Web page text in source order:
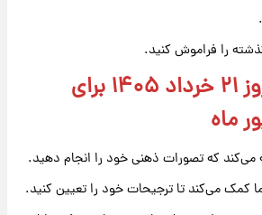
را فراموش کنید.
فال روزانه در روز ۲۱ خرداد ۱۴۰۵ برای
ماه
می‌کند که تصورات ذهنی خود را انجام دهید.
کمک می‌کند تا ترجیحات خود را تعیین کنید.